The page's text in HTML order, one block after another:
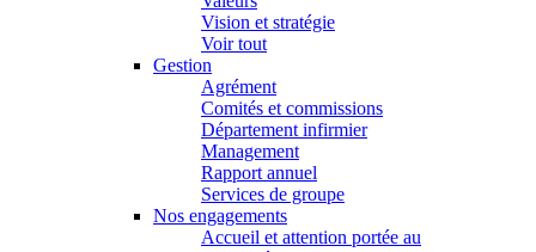
Vision et stratégie
Voir tout
Gestion
Agrément
Comités et commissions
Département infirmier
Management
Rapport annuel
Services de groupe
Nos engagements
Accueil et attention portée au